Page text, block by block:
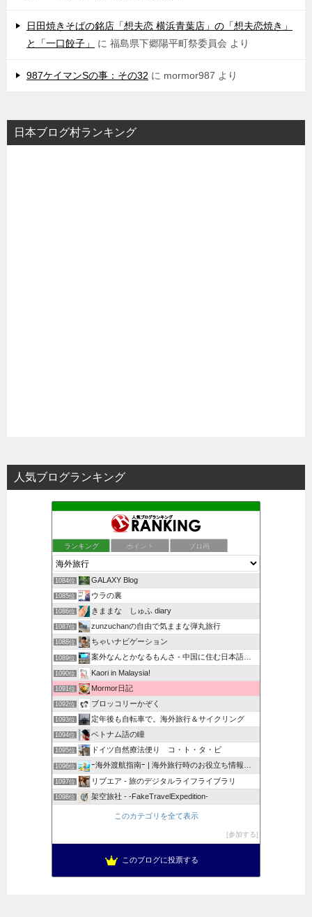
日田焼きそばの銘店「想夫恋 横浜青葉店」の「想夫恋焼き」
と「一口餃子」
に 福島県下郷陽平町祭委員会 より
987ケイマンSの事：その32 に mormor987 より
日本ブログ村ランキング
人気ブログランキング
ランキング ポイント ブロ画
1084位 GALAXY Blog
1085位 ウラの裏
1086位 きままな しゅふ diary
1087位 zunzuchanの自由で気ままな弾丸旅行
1088位 ちゃいナビゲーション
1089位 案外なんとかなるもんさ - 中国に住む日本語教師の日常
1090位 Kaori in Malaysia!
1091位 Mormor日記
1092位 ブロッコリーかぞく
1093位 定年後も自転車で。海外旅行＆サイクリング
1094位 ベトナム語の瞳
1095位 ドイツ自然療法便り コ・ト・タ・ビ
1096位 ｰ海外渡航指南ｰ | 海外旅行時のお役立ち情報を発信します
1097位 リブエア - 旅のデジタルライフライブラリ
1098位 架空旅社 - -FakeTravelExpedition-
このカテゴリを全て表示
参加する
このブログに投票する